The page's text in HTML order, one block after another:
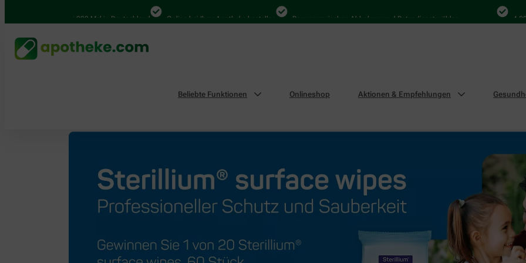
4.000 Mal in Deutschland Online bei Ihrer Apotheke bestellen Bequem zwischen Abholung und Botendienst wählen 4.000 Mal
Beliebte Funktionen Onlineshop Aktionen & Empfehlungen